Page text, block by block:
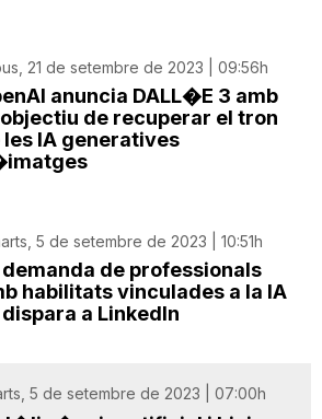
21 de setembre de 2023 | 09:56h
anuncia DALL�E 3 amb
de recuperar el tron
les IA generatives
5 de setembre de 2023 | 10:51h
demanda de professionals
habilitats vinculades a la IA
dispara a LinkedIn
5 de setembre de 2023 | 07:00h